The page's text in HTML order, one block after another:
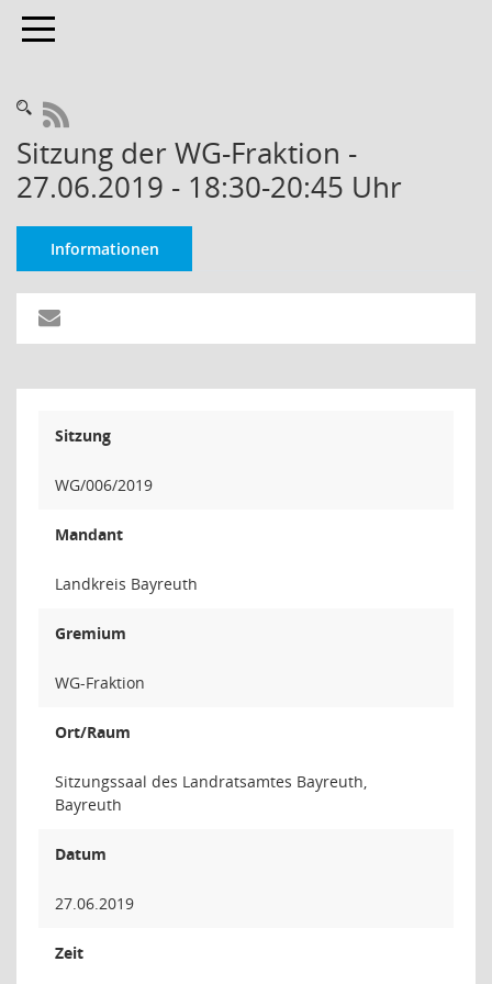
Toggle navigation
RSS-Feed
Sitzung der WG-Fraktion -
27.06.2019 - 18:30-20:45 Uhr
Informationen
Sitzung
WG/006/2019
Mandant
Landkreis Bayreuth
Gremium
WG-Fraktion
Ort/Raum
Sitzungssaal des Landratsamtes Bayreuth,
Bayreuth
Datum
27.06.2019
Zeit